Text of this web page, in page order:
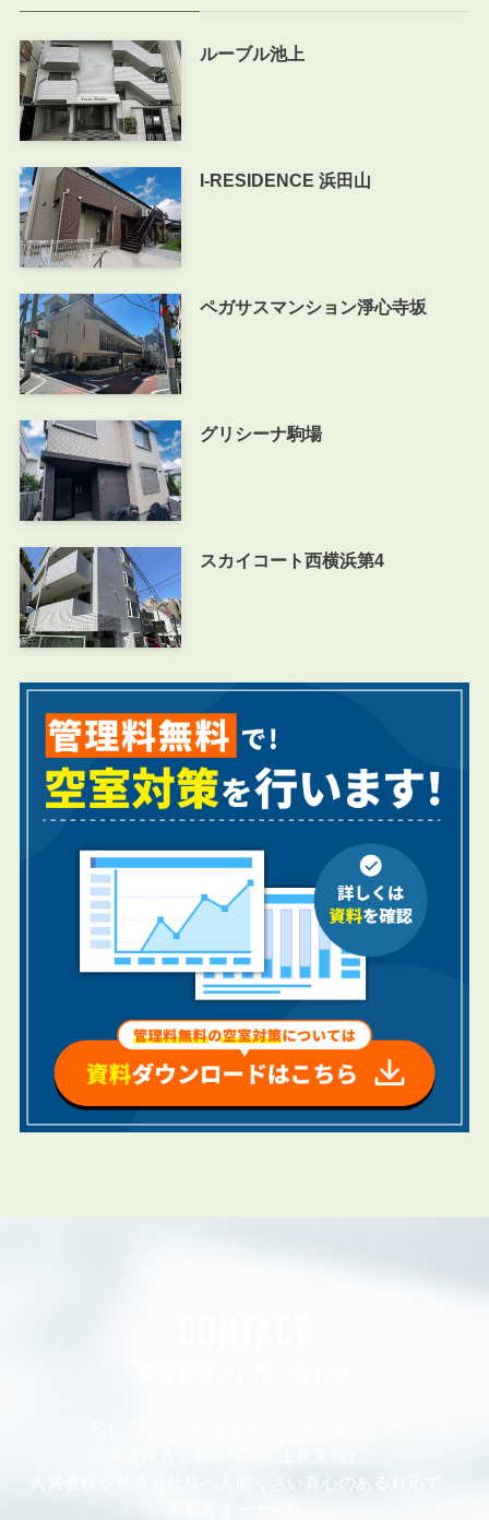
ルーブル池上
I-RESIDENCE 浜田山
ペガサスマンション淨心寺坂
グリシーナ駒場
スカイコート西横浜第4
入居者様や仲介会社様へ人間くさい真心のある対応で、